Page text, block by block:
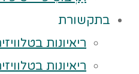
בתקשורת
ריאיונות
ריאיונות